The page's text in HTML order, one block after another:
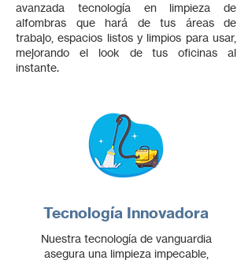
avanzada tecnología en limpieza de
alfombras que hará de tus áreas de
trabajo, espacios listos y limpios para usar,
mejorando el look de tus oficinas al
instante.
Tecnología Innovadora
Nuestra tecnología de vanguardia
asegura una limpieza impecable,